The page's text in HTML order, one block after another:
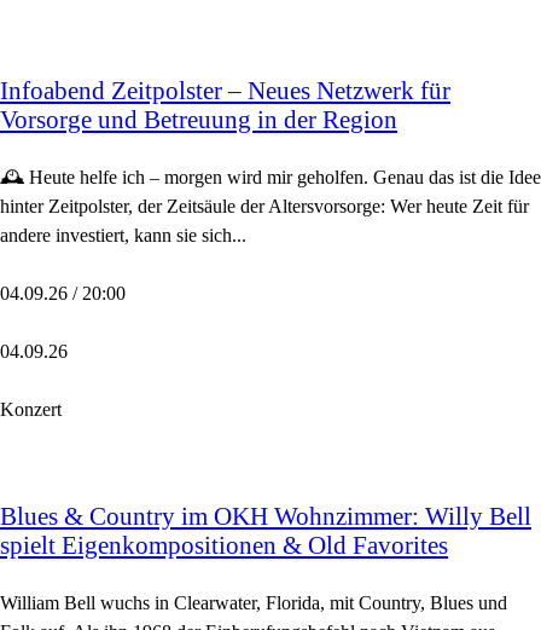
Infoabend Zeitpolster – Neues Netzwerk für
Vorsorge und Betreuung in der Region
🕰️ Heute helfe ich – morgen wird mir geholfen. Genau das ist die Idee
hinter Zeitpolster, der Zeitsäule der Altersvorsorge: Wer heute Zeit für
andere investiert, kann sie sich...
04.09.26 / 20:00
04.09.26
Konzert
Blues & Country im OKH Wohnzimmer: Willy Bell
spielt Eigenkompositionen & Old Favorites
William Bell wuchs in Clearwater, Florida, mit Country, Blues und